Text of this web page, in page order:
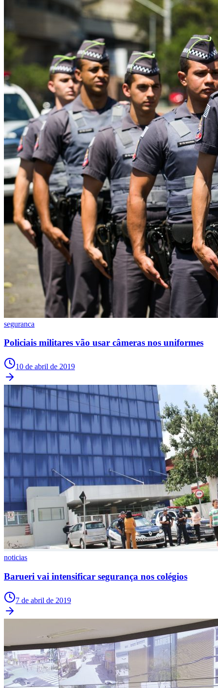
Fluminense
Vasco
seguranca
Policiais militares vão usar câmeras nos uniformes
10 de abril de 2019
noticias
Barueri vai intensificar segurança nos colégios
7 de abril de 2019